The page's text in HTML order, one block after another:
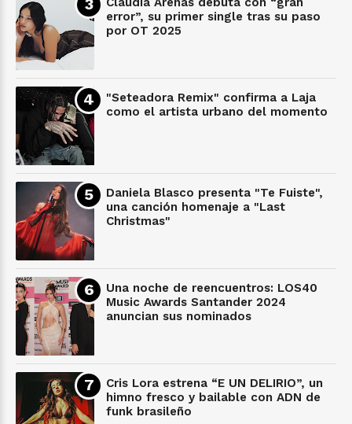
error”, su primer single tras su paso
por OT 2025
"Seteadora Remix" confirma a Laja
como el artista urbano del momento
Daniela Blasco presenta "Te Fuiste",
una canción homenaje a "Last
Christmas"
Una noche de reencuentros: LOS40
Music Awards Santander 2024
anuncian sus nominados
Cris Lora estrena “E UN DELIRIO”, un
himno fresco y bailable con ADN de
funk brasileño